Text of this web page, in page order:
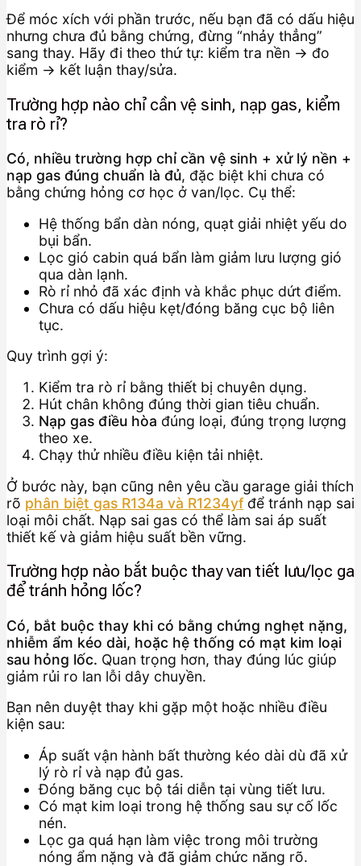
Để móc xích với phần trước, nếu bạn đã có dấu hiệu
nhưng chưa đủ bằng chứng, đừng “nhảy thẳng”
sang thay. Hãy đi theo thứ tự: kiểm tra nền → đo
kiểm → kết luận thay/sửa.
Trường hợp nào chỉ cần vệ sinh, nạp gas, kiểm
tra rò rỉ?
Có, nhiều trường hợp chỉ cần vệ sinh + xử lý nền +
nạp gas đúng chuẩn là đủ, đặc biệt khi chưa có
bằng chứng hỏng cơ học ở van/lọc. Cụ thể:
Hệ thống bẩn dàn nóng, quạt giải nhiệt yếu do
bụi bẩn.
Lọc gió cabin quá bẩn làm giảm lưu lượng gió
qua dàn lạnh.
Rò rỉ nhỏ đã xác định và khắc phục dứt điểm.
Chưa có dấu hiệu kẹt/đóng băng cục bộ liên
tục.
Quy trình gợi ý:
Kiểm tra rò rỉ bằng thiết bị chuyên dụng.
Hút chân không đúng thời gian tiêu chuẩn.
Nạp gas điều hòa đúng loại, đúng trọng lượng
theo xe.
Chạy thử nhiều điều kiện tải nhiệt.
Ở bước này, bạn cũng nên yêu cầu garage giải thích
rõ phân biệt gas R134a và R1234yfđể tránh nạp sai
loại môi chất. Nạp sai gas có thể làm sai áp suất
thiết kế và giảm hiệu suất bền vững.
Trường hợp nào bắt buộc thay van tiết lưu/lọc ga
để tránh hỏng lốc?
Có, bắt buộc thay khi có bằng chứng nghẹt nặng,
nhiễm ẩm kéo dài, hoặc hệ thống có mạt kim loại
sau hỏng lốc. Quan trọng hơn, thay đúng lúc giúp
giảm rủi ro lan lỗi dây chuyền.
Bạn nên duyệt thay khi gặp một hoặc nhiều điều
kiện sau:
Áp suất vận hành bất thường kéo dài dù đã xử
lý rò rỉ và nạp đủ gas.
Đóng băng cục bộ tái diễn tại vùng tiết lưu.
Có mạt kim loại trong hệ thống sau sự cố lốc
nén.
Lọc ga quá hạn làm việc trong môi trường
nóng ẩm nặng và đã giảm chức năng rõ.